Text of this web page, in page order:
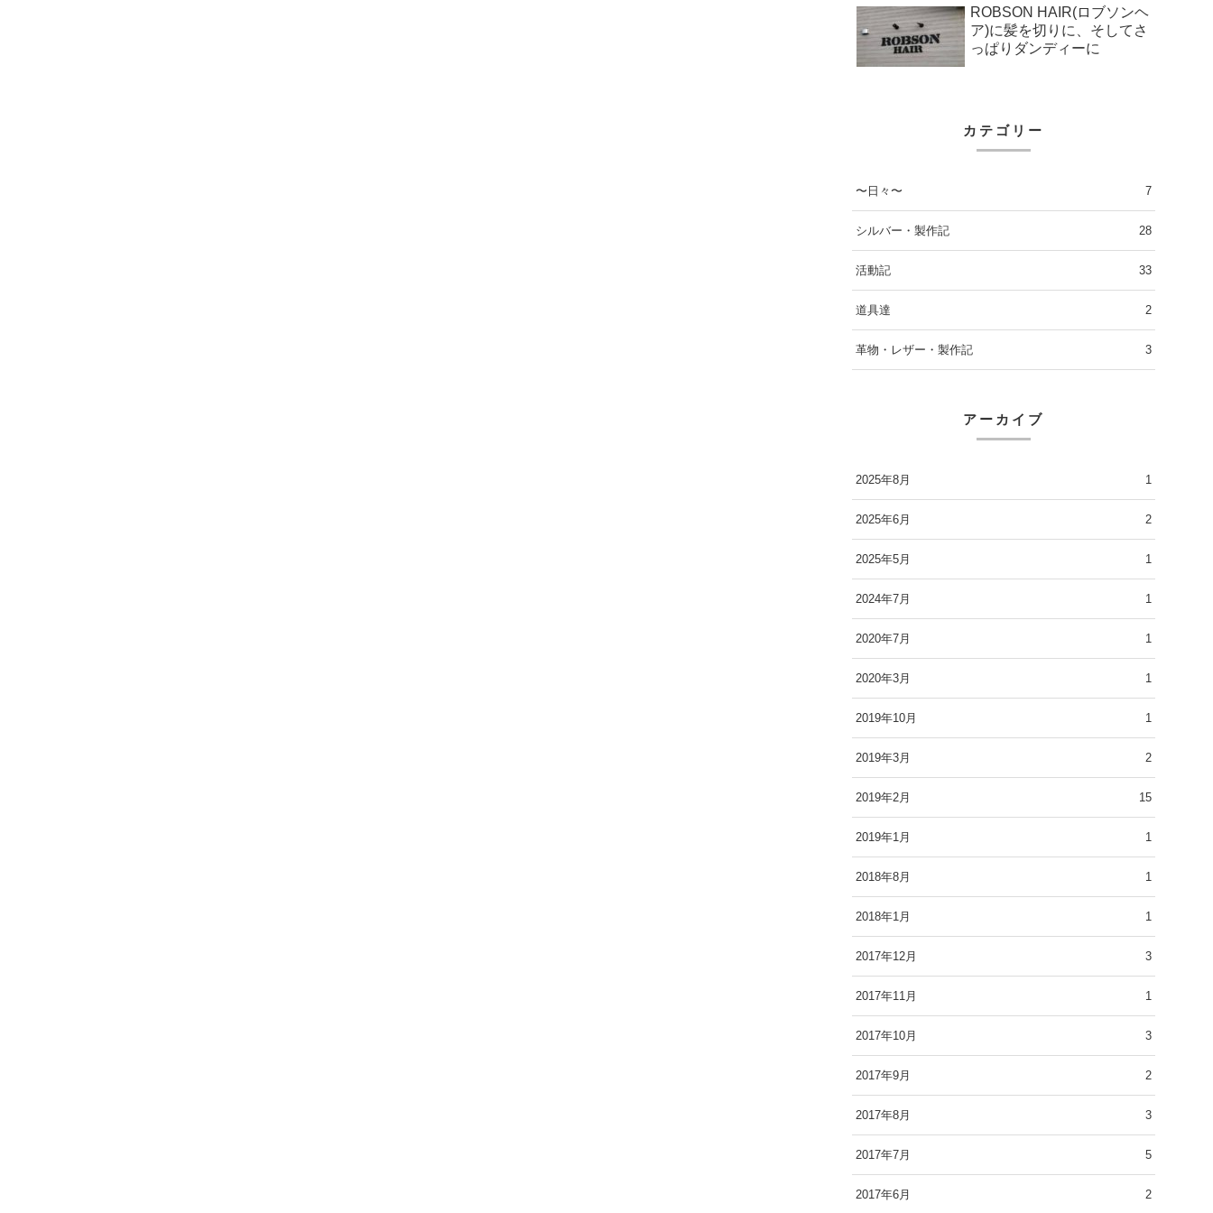
ROBSON HAIR(ロブソンヘ
ア)に髪を切りに、そしてさ
っぱりダンディーに
カテゴリー
〜日々〜 7
シルバー・製作記 28
活動記 33
道具達 2
革物・レザー・製作記 3
アーカイブ
2025年8月 1
2025年6月 2
2025年5月 1
2024年7月 1
2020年7月 1
2020年3月 1
2019年10月 1
2019年3月 2
2019年2月 15
2019年1月 1
2018年8月 1
2018年1月 1
2017年12月 3
2017年11月 1
2017年10月 3
2017年9月 2
2017年8月 3
2017年7月 5
2017年6月 2